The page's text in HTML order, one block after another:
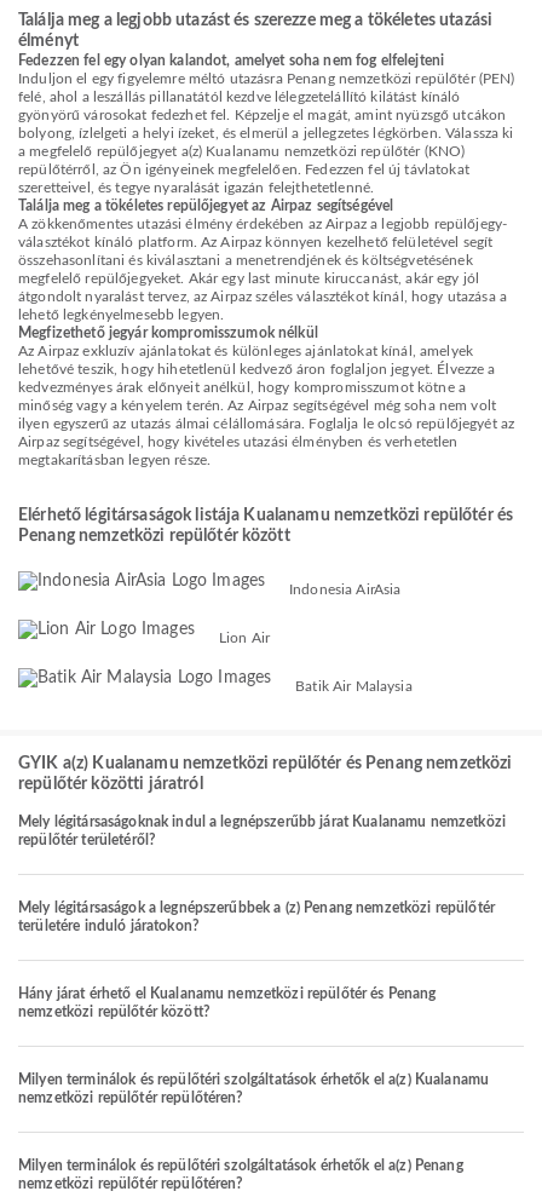
Találja meg a legjobb utazást és szerezze meg a tökéletes utazási
élményt
Fedezzen fel egy olyan kalandot, amelyet soha nem fog elfelejteni
Induljon el egy figyelemre méltó utazásra Penang nemzetközi repülőtér (PEN)
felé, ahol a leszállás pillanatától kezdve lélegzetelállító kilátást kínáló
gyönyörű városokat fedezhet fel. Képzelje el magát, amint nyüzsgő utcákon
bolyong, ízlelgeti a helyi ízeket, és elmerül a jellegzetes légkörben. Válassza ki
a megfelelő repülőjegyet a(z) Kualanamu nemzetközi repülőtér (KNO)
repülőtérről, az Ön igényeinek megfelelően. Fedezzen fel új távlatokat
szeretteivel, és tegye nyaralását igazán felejthetetlenné.
Találja meg a tökéletes repülőjegyet az Airpaz segítségével
A zökkenőmentes utazási élmény érdekében az Airpaz a legjobb repülőjegy-
választékot kínáló platform. Az Airpaz könnyen kezelhető felületével segít
összehasonlítani és kiválasztani a menetrendjének és költségvetésének
megfelelő repülőjegyeket. Akár egy last minute kiruccanást, akár egy jól
átgondolt nyaralást tervez, az Airpaz széles választékot kínál, hogy utazása a
lehető legkényelmesebb legyen.
Megfizethető jegyár kompromisszumok nélkül
Az Airpaz exkluzív ajánlatokat és különleges ajánlatokat kínál, amelyek
lehetővé teszik, hogy hihetetlenül kedvező áron foglaljon jegyet. Élvezze a
kedvezményes árak előnyeit anélkül, hogy kompromisszumot kötne a
minőség vagy a kényelem terén. Az Airpaz segítségével még soha nem volt
ilyen egyszerű az utazás álmai célállomására. Foglalja le olcsó repülőjegyét az
Airpaz segítségével, hogy kivételes utazási élményben és verhetetlen
megtakarításban legyen része.
Elérhető légitársaságok listája Kualanamu nemzetközi repülőtér és
Penang nemzetközi repülőtér között
Indonesia AirAsia
Lion Air
Batik Air Malaysia
GYIK a(z) Kualanamu nemzetközi repülőtér és Penang nemzetközi
repülőtér közötti járatról
Mely légitársaságoknak indul a legnépszerűbb járat Kualanamu nemzetközi
repülőtér területéről?
Mely légitársaságok a legnépszerűbbek a (z) Penang nemzetközi repülőtér
területére induló járatokon?
Hány járat érhető el Kualanamu nemzetközi repülőtér és Penang
nemzetközi repülőtér között?
Milyen terminálok és repülőtéri szolgáltatások érhetők el a(z) Kualanamu
nemzetközi repülőtér repülőtéren?
Milyen terminálok és repülőtéri szolgáltatások érhetők el a(z) Penang
nemzetközi repülőtér repülőtéren?